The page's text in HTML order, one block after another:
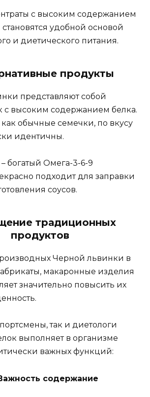
с высоким содержанием
становятся удобной основой
и диетического питания.
продукты
представляют собой
с высоким содержанием белка.
обычные семечки, по вкусу
идентичны.
богатый Омега-3-6-9
подходит для заправки
соусов.
традиционных
продуктов
Черной львинки в
макаронные изделия
значительно повысить их
так и диетологи
выполняет в организме
важных функций:
содержание